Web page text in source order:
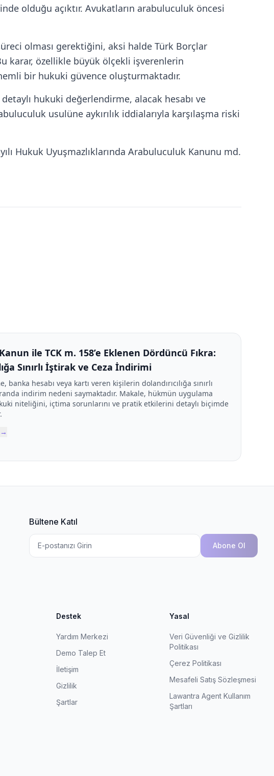
olduğu açıktır. Avukatların arabuluculuk öncesi
olması gerektiğini, aksi halde Türk Borçlar
karar, özellikle büyük ölçekli işverenlerin
bir hukuki güvence oluşturmaktadır.
hukuki değerlendirme, alacak hesabı ve
usulüne aykırılık iddialarıyla karşılaşma riski
Hukuk Uyuşmazlıklarında Arabuluculuk Kanunu md.
Kanun ile TCK m. 158’e Eklenen Dördüncü Fıkra:
Sınırlı İştirak ve Ceza İndirimi
banka hesabı veya kartı veren kişilerin dolandırıcılığa sınırlı
oranda indirim nedeni saymaktadır. Makale, hükmün uygulama
niteliğini, içtima sorunlarını ve pratik etkilerini detaylı biçimde
→
Bültene Katıl
Abone Ol
Destek
Yardım Merkezi
Demo Talep Et
İletişim
Gizlilik
Şartlar
Yasal
Veri Güvenliği ve Gizlilik
Politikası
Çerez Politikası
Mesafeli Satış Sözleşmesi
Lawantra Agent Kullanım
Şartları